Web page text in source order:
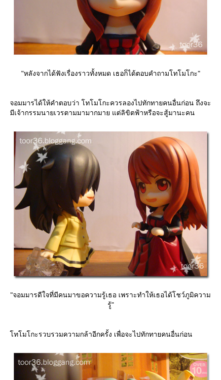
"หลังจากได้ฟังเรื่องราวทั้งหมด เธอก็ได้ตอบคำถามโทโมโกะ"
จอมมารได้ให้คำตอบว่า โทโมโกะควรลองไปทักทายคนอื่นก่อน ถึงจะ
มีเจ้ากรรมนายเวรตามมามากมาย แต่ลิขิตฟ้าหรือจะสู้มานะคน
"จอมมารดีใจที่มีคนมาขอความรู้เธอ เพราะทำให้เธอได้โชว์ภูมิความ
รู้"
ทโมโกะรวบรวมความกล้าอีกครั้ง เพื่อจะไปทักทายคนอื่นก่อน